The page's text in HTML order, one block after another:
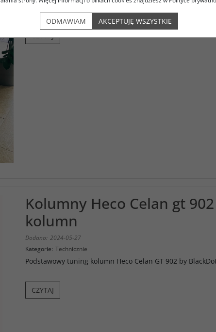
Wymiana kondensatorów w kolumnach JBL L300,
CZYTAJ
Kolumny Heco Celan gt
kolumn
Dodano: 2024-05-27
Kategorie: Technicznie
Podstawowy tuning kolumn Heco Celan GT 902 by
CZYTAJ
ODMAWIAM AKCEPTUJĘ WSZYSTKIE